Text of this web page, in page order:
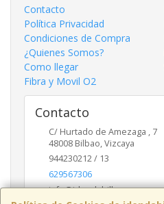
Contacto
Política Privacidad
Condiciones de Compra
¿Quienes Somos?
Como llegar
Fibra y Movil O2
Contacto
C/ Hurtado de Amezaga , 7
48008 Bilbao,Vizcaya
944230212 / 13
629567306
info@idendabilbao.com